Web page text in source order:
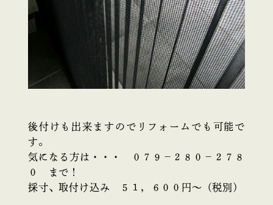
後付けも出来ますのでリフォームでも可能で
す。
気になる方は・・・ ０７９－２８０－２７８
０ まで！
採寸、取付け込み ５１，６００円～（税別）